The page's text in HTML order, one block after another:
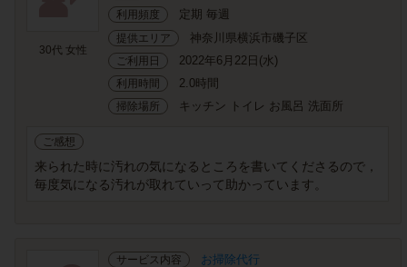
30代 女性
利用頻度
定期 毎週
提供エリア 神奈川県横浜市磯子区
ご利用日 2022年6月22日(水)
利用時間 2.0時間
掃除場所 キッチン トイレ お風呂 洗面所
ご感想
来られた時に汚れの気になるところを書いてくださるので，
毎度気になる汚れが取れていって助かっています。
サービス内容 お掃除代行